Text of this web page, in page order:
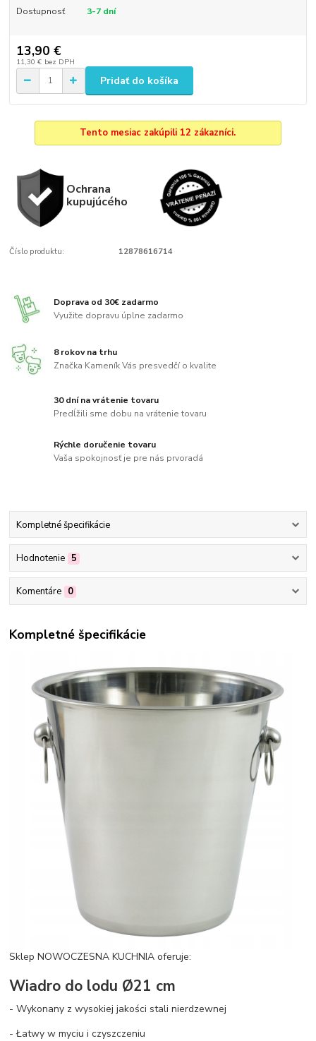
Dostupnosť 3-7 dní
13,90 €
11,30 € bez DPH
Pridať do košíka
Tento mesiac zakúpili 12 zákazníci.
Ochrana
kupujúcého
Číslo produktu: 12878616714
Doprava od 30€ zadarmo
Využite dopravu úplne zadarmo
8 rokov na trhu
Značka Kameník Vás presvedčí o kvalite
30 dní na vrátenie tovaru
Predĺžili sme dobu na vrátenie tovaru
Rýchle doručenie tovaru
Vaša spokojnosť je pre nás prvoradá
Kompletné špecifikácie
Hodnotenie 5
Komentáre 0
Kompletné špecifikácie
Sklep NOWOCZESNA KUCHNIA oferuje:
Wiadro do lodu Ø21 cm
- Wykonany z wysokiej jakości stali nierdzewnej
- Łatwy w myciu i czyszczeniu